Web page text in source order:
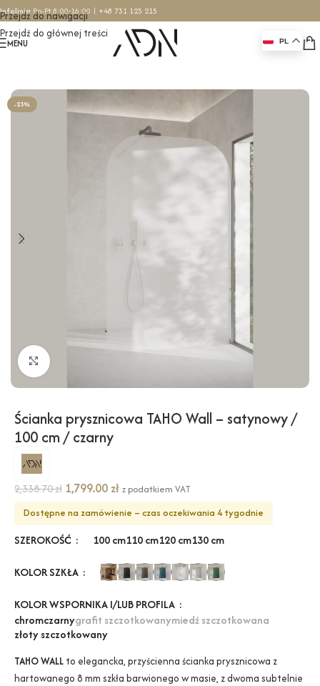
Przejdź do nawigacji
Przejdź do głównej treści
Infolinia Pn-Pt 8:00-16:00 | +48 731 123 215
MENU PL
Ścianki prysznicowe Ścianki przyścienne
-23%
Kliknij, aby powiększyć
Ścianka prysznicowa TAHO Wall – satynowy /
100 cm / czarny
2,338.70zł 1,799.00 zł z podatkiem VAT
Dostępne na zamówienie – czas oczekiwania 4 tygodnie
SZEROKOŚĆ 100 cm110 cm120 cm130 cm
KOLOR SZKŁA
KOLOR WSPORNIKA I/LUB PROFILA
chromczarnygrafit szczotkowanymiedź szczotkowana
złoty szczotkowany
TAHO WALL to elegancka, przyścienna ścianka prysznicowa z
hartowanego 8 mm szkła barwionego w masie, z dwoma subtelnie